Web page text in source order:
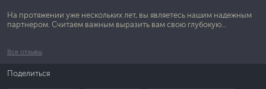
На протяжении уже нескольких лет, вы являетесь нашим надежным
партнером. Считаем важным выразить вам свою глубокую...
Все отзывы
Поделиться